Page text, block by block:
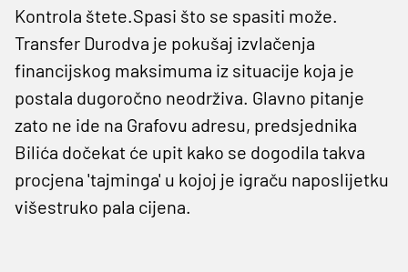
Kontrola štete.Spasi što se spasiti može.
Transfer Durodva je pokušaj izvlačenja
financijskog maksimuma iz situacije koja je
postala dugoročno neodrživa. Glavno pitanje
zato ne ide na Grafovu adresu, predsjednika
Bilića dočekat će upit kako se dogodila takva
procjena 'tajminga' u kojoj je igraču naposlijetku
višestruko pala cijena.